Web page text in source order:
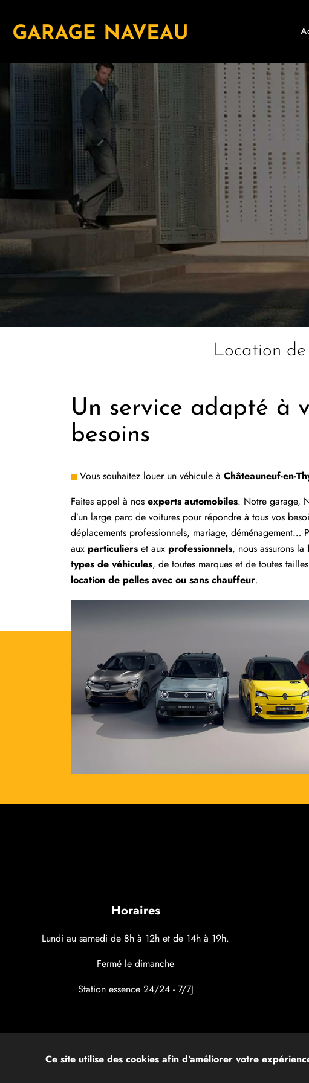
Location
Un service adapté à
besoins
Vous souhaitez louer un véhicule à Châteauneuf-en-
Faites appel à nos experts automobiles. Notre garage,
d’un large parc de voitures pour répondre à tous vos
déplacements professionnels, mariage, déménagement…
aux particuliers et aux professionnels, nous assurons la
types de véhicules, de toutes marques et de toutes
location de pelles avec ou sans chauffeur.
Horaires
Lundi au samedi de 8h à 12h et de 14h à 19h.
Fermé le dimanche
Station essence 24/24 - 7/7J
Ce site utilise des cookies afin d’améliorer votre